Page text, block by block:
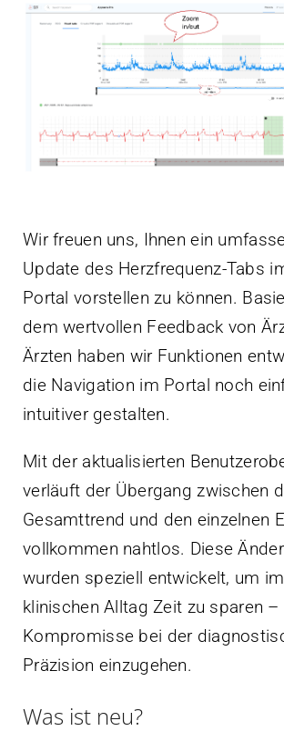
Wir freuen uns, Ihnen ein
Update des Herzfrequenz-Tabs
Portal vorstellen zu können.
dem wertvollen Feedback von
Ärzten haben wir Funktionen
die Navigation im Portal noch
intuitiver gestalten.
Mit der aktualisierten
verläuft der Übergang zwischen
Gesamttrend und den einzelnen
vollkommen nahtlos. Diese
wurden speziell entwickelt, um
klinischen Alltag Zeit zu sparen –
Kompromisse bei der
Präzision einzugehen.
Was ist neu?